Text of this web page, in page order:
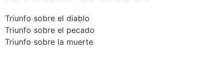
Triunfo sobre el diablo
Triunfo sobre el pecado
Triunfo sobre la muerte